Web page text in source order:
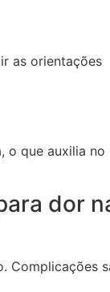
as orientações
o que auxilia no
dor
Complicações